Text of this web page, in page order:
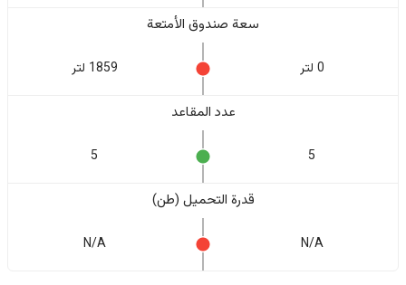
سعة صندوق الأمتعة
0 لتر 1859 لتر
عدد المقاعد
5
5
قدرة التحميل (طن)
N/A
N/A